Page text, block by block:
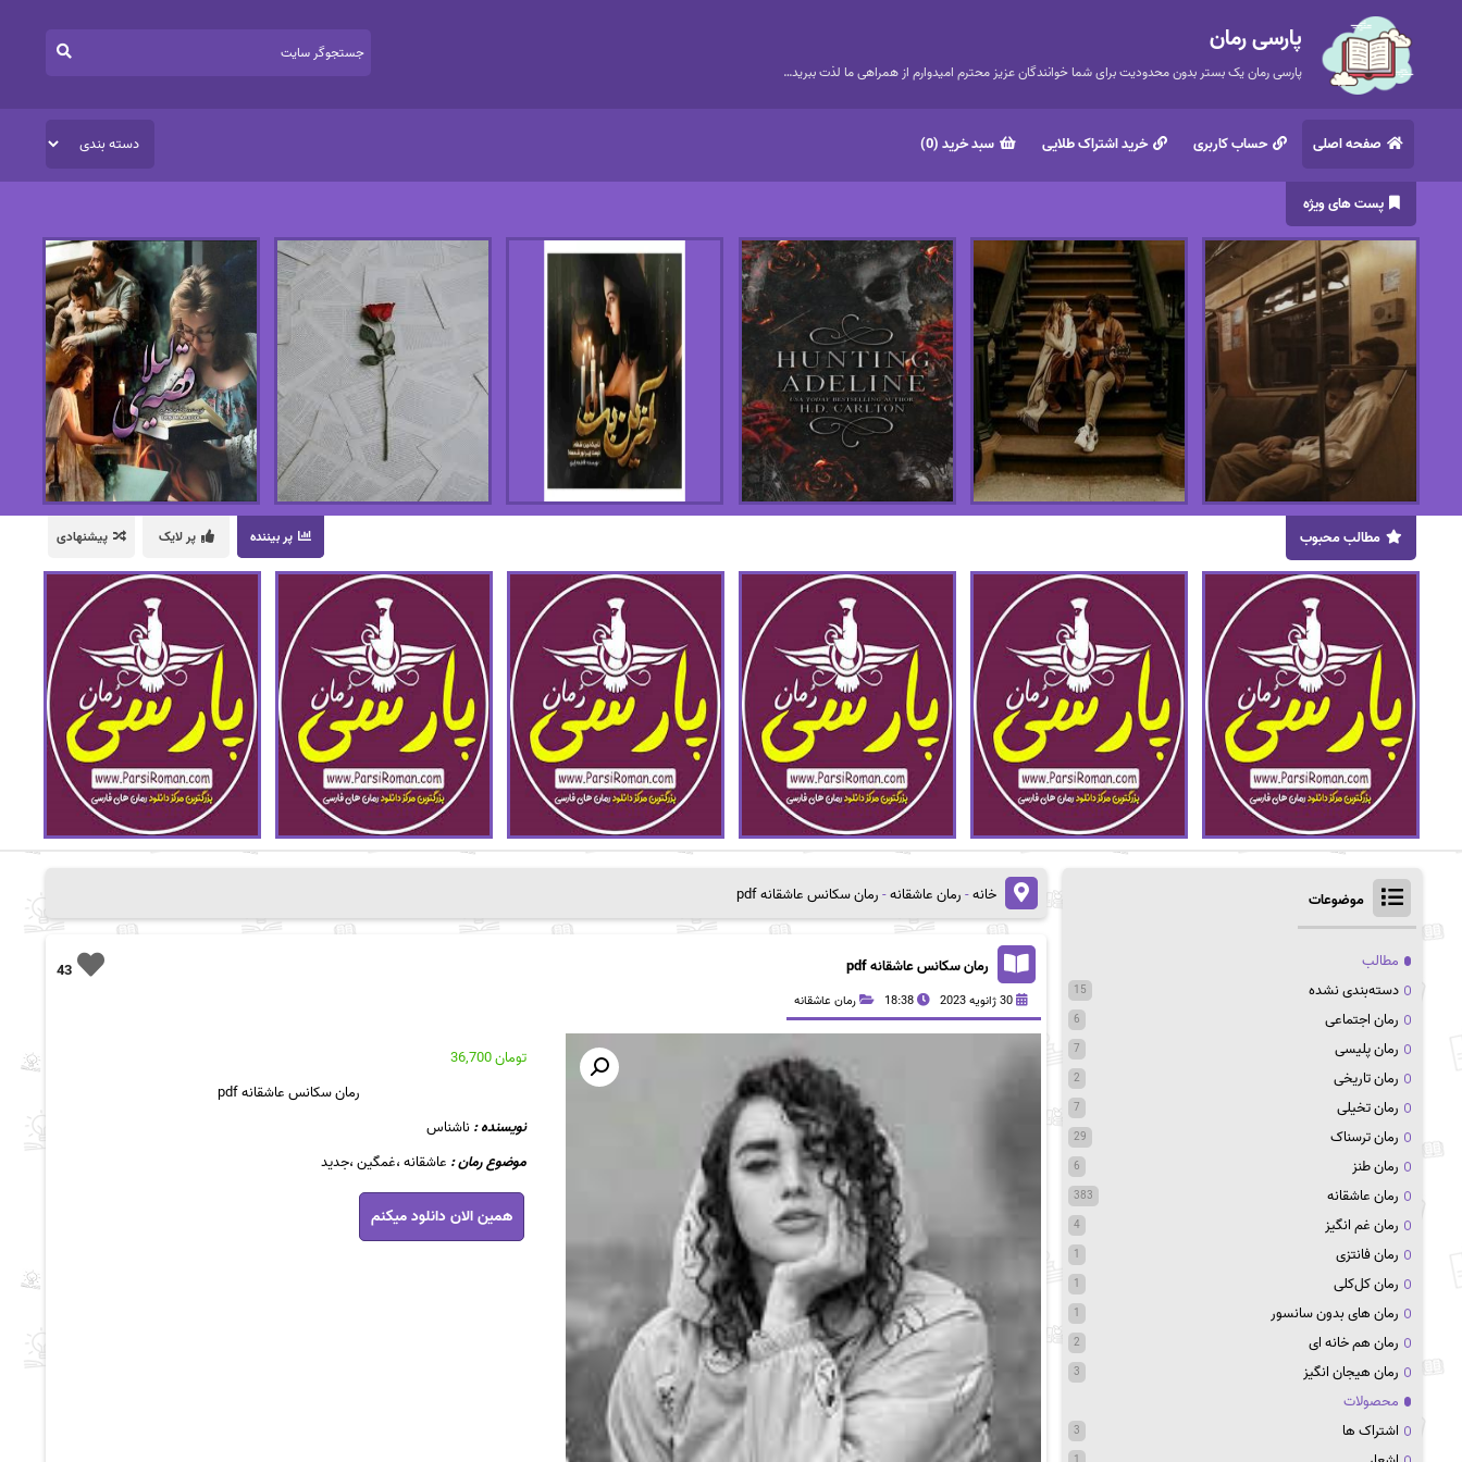
پارسی رمان
پارسی رمان یک بستر بدون محدودیت برای شما خوانندگان عزیز محترم امیدوارم از همراهی ما لذت ببرید…
صفحه اصلی حساب کاربری خرید اشتراک طلایی سبد خرید (0)
پست های ویژه
پر بیننده پر لایک پیشنهادی مطالب محبوب
خانه-رمان عاشقانه-رمان سکانس عاشقانه pdf
43 رمان سکانس عاشقانه pdf
30 ژانویه 2023 18:38 رمان عاشقانه
تومان36,700
رمان سکانس عاشقانه pdf
نویسنده :ناشناس
موضوع رمان : عاشقانه ،غمگین ،جدید
رمان
سکانس
عاشقانه
همین الان دانلود میکنم
موضوعات
مطالب
دسته‌بندی نشده
15
رمان اجتماعی 6
رمان پلیسی 7
رمان تاریخی 2
رمان تخیلی 7
رمان ترسناک 29
رمان طنز 6
رمان عاشقانه 383
رمان غم انگیز 4
رمان فانتزی 1
رمان کل‌کلی 1
رمان های بدون سانسور 1
رمان هم خانه ای 2
رمان هیجان انگیز 3
محصولات
اشتراک ها
3